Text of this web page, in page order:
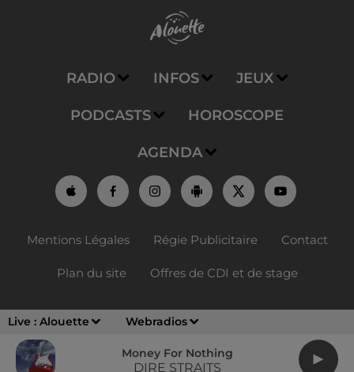
Live : Alouette Webradios
Money For Nothing
DIRE STRAITS
RADIO INFOS JEUX
PODCASTS HOROSCOPE
AGENDA
Mentions Légales Régie Publicitaire Contact
Plan du site Offres de CDI et de stage